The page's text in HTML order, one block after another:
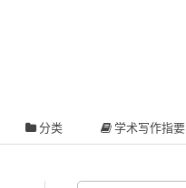
分类 学术写作指要